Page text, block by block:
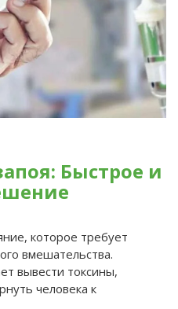
Быстрое и
которое требует
вмешательства.
вывести токсины,
человека к